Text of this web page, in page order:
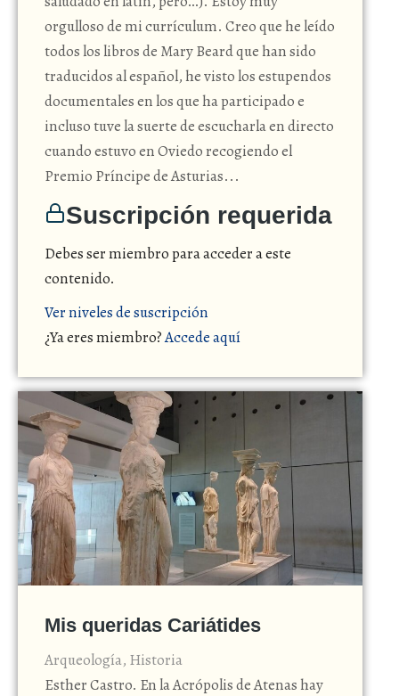
orgulloso de mi currículum. Creo que he leído
todos los libros de Mary Beard que han sido
traducidos al español, he visto los estupendos
documentales en los que ha participado e
incluso tuve la suerte de escucharla en directo
cuando estuvo en Oviedo recogiendo el
Premio Príncipe de Asturias...
Suscripción requerida
Debes ser miembro para acceder a este
contenido.
Ver niveles de suscripción
¿Ya eres miembro?Accede aquí
Mis queridas Cariátides
Arqueología, Historia
Esther Castro. En la Acrópolis de Atenas hay